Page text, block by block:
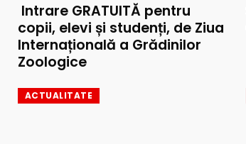
Intrare GRATUITĂ pentru
copii, elevi și studenți, de Ziua
Internațională a Grădinilor
Zoologice
ACTUALITATE